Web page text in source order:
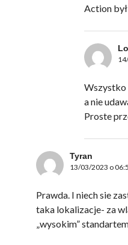
Action
Wszystko
a nie
Proste
Tyran
13/03/2023 o
Prawda. I niech sie
taka lokalizacje- za
„wysokim”